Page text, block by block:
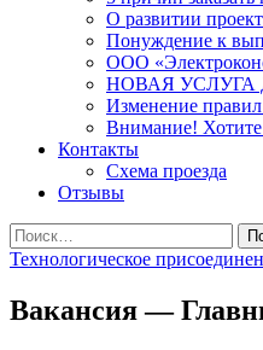
О развитии
Понуждение к
ООО
НОВАЯ
Изменение правил
Внимание! Хотите
Контакты
Схема проезда
Отзывы
Найти:
Технологическое
Вакансия —